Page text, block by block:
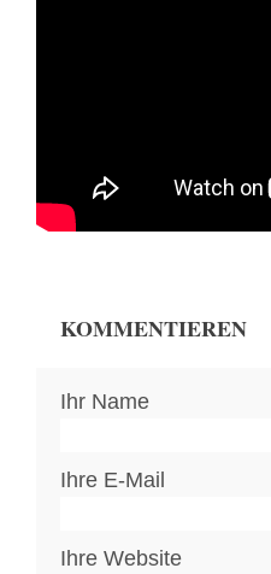
KOMMENTIEREN
Ihr Name
Ihre E-Mail
Ihre Website